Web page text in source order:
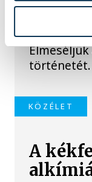
jelentett
történetét.
KÖZÉLET
A